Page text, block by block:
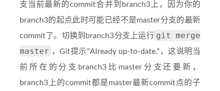
支当前最新的commit合并到branch3上，因为你的
branch3的起点此时可能已经不是master分支的最新
commit了。切换到branch3分支上运行 git merge
master ，Git提示“Already up-to-date.”，这说明当
前所在的分支branch3比master分支还要新，
branch3上的commit都是master最新commit点的子